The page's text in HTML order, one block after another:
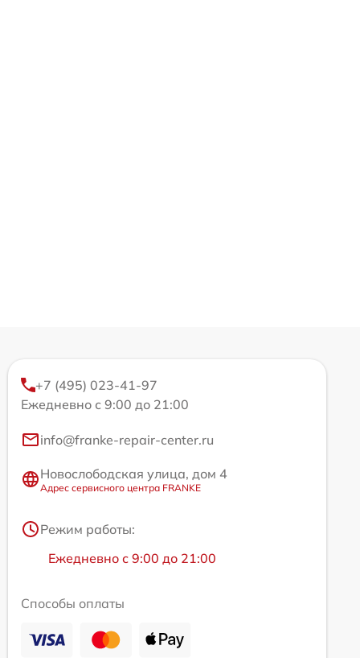
+7 (495) 023-41-97
Ежедневно с 9:00 до 21:00
info@franke-repair-center.ru
Новослободская улица, дом 4
Адрес сервисного центра FRANKE
Режим работы:
Ежедневно с 9:00 до 21:00
Способы оплаты